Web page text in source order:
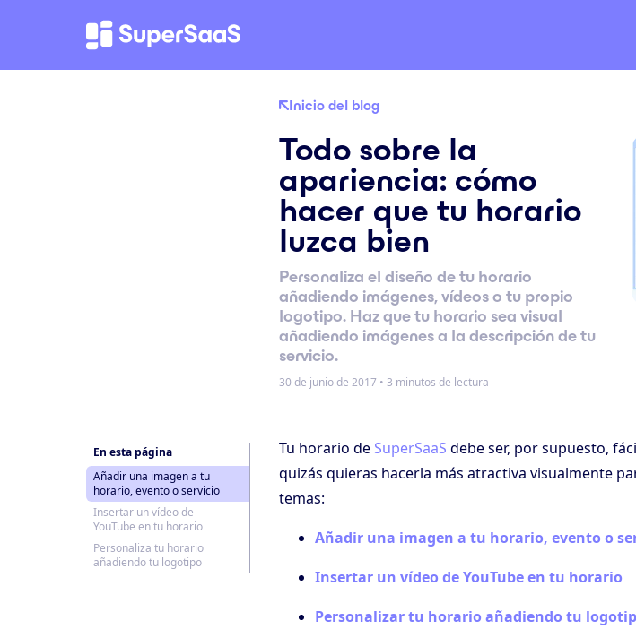
Inicio del blog
Todo sobre la
apariencia: cómo
hacer que tu horario
luzca bien
Personaliza el diseño de tu horario
añadiendo imágenes, vídeos o tu propio
logotipo. Haz que tu horario sea visual
añadiendo imágenes a la descripción de tu
servicio.
30 de junio de 2017 • 3 minutos de lectura
En esta página
Añadir una imagen a tu
horario, evento o servicio
Insertar un vídeo de
YouTube en tu horario
Personaliza tu horario
añadiendo tu logotipo
Tu horario de SuperSaaS debe ser, por supuesto,
quizás quieras hacerla más atractiva visualmente
temas:
Añadir una imagen a tu horario, evento o
Insertar un vídeo de YouTube en tu horario
Personalizar tu horario añadiendo tu